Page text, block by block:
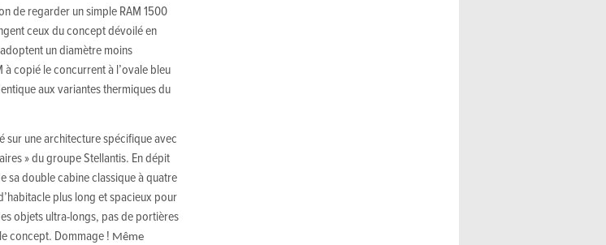
de regarder un simple RAM 1500
ceux du concept dévoilé en
un diamètre moins
copié le concurrent à l’ovale bleu
aux variantes thermiques du
sur une architecture spécifique avec
» du groupe Stellantis. En dépit
sa double cabine classique à quatre
plus long et spacieux pour
objets ultra-longs, pas de portières
concept. Dommage ! Même